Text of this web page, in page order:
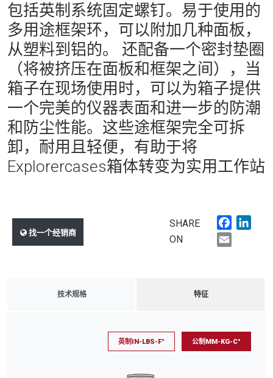
包括英制系统固定螺钉。易于使用的
多用途框架环，可以附加几种面板，
从塑料到铝的。 还配备一个密封垫圈
（将被挤压在面板和框架之间），当
箱子在现场使用时，可以为箱子提供
一个完美的仪器表面和进一步的防潮
和防尘性能。这些途框架完全可拆
卸，耐用且轻便，有助于将
Explorercases箱体转变为实用工作站
找一个经销商
SHARE
ON
技术规格 特征
英制IN-LBS-F° 公制MM-KG-C°